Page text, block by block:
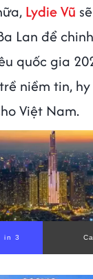
Lydie Vũ
Lan để
quốc gia
niềm tin,
Việt Nam.
in 1